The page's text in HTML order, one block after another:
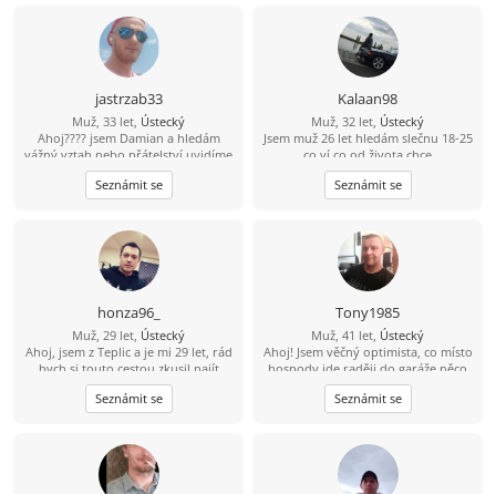
jastrzab33
Muž, 33 let, Ústecký
Ahoj???? jsem Damian a hledám
vážný vztah nebo přátelství uvidíme
k čemu nás to doprovodí ???? jsem
veselý a vtipný týpek ???? občas s
nutkou černého humoru ???? rád
zajímavou ženu ????
Seznámit se
Kalaan98
Muž, 32 let, Ústecký
Jsem muž 26 let hledám slečnu 18-25
co ví co od života chce
Seznámit se
honza96_
Muž, 29 let, Ústecký
Ahoj, jsem z Teplic a je mi 29 let, rád
bych si touto cestou zkusil najít
kamarádku na seznámení s vidinou
vážného vztahu po nějakém čase.
Živim se jako technik měření
cestovaní, po ČR i zahraničí, plavání,
auta, IT - stavba počítačů a celkově
nové technologie.
Seznámit se
Tony1985
Muž, 41 let, Ústecký
Ahoj! Jsem věčný optimista, co místo
hospody jde raději do garáže něco
vytvářet. V bytě me moc nenajdeš,
protože trávím čas v přírodě na
houbách, na rybách... Hledám tu
kam nás to zavede ????
Seznámit se